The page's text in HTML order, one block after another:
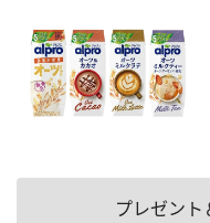
プレゼン